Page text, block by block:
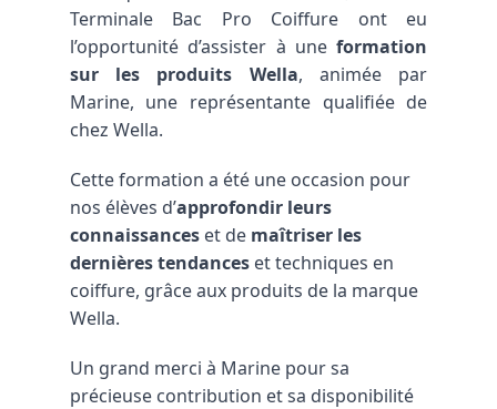
Terminale Bac Pro Coiffure ont eu
l’opportunité d’assister à uneformation
sur les produits Wella, animée par
Marine, une représentante qualifiée de
chez Wella.
Cette formation a été une occasion pour
nos élèves d’approfondir leurs
connaissances et de maîtriser les
dernières tendances et techniques en
coiffure, grâce aux produits de la marque
Wella.
Un grand merci à Marine pour sa
précieuse contribution et sa disponibilité